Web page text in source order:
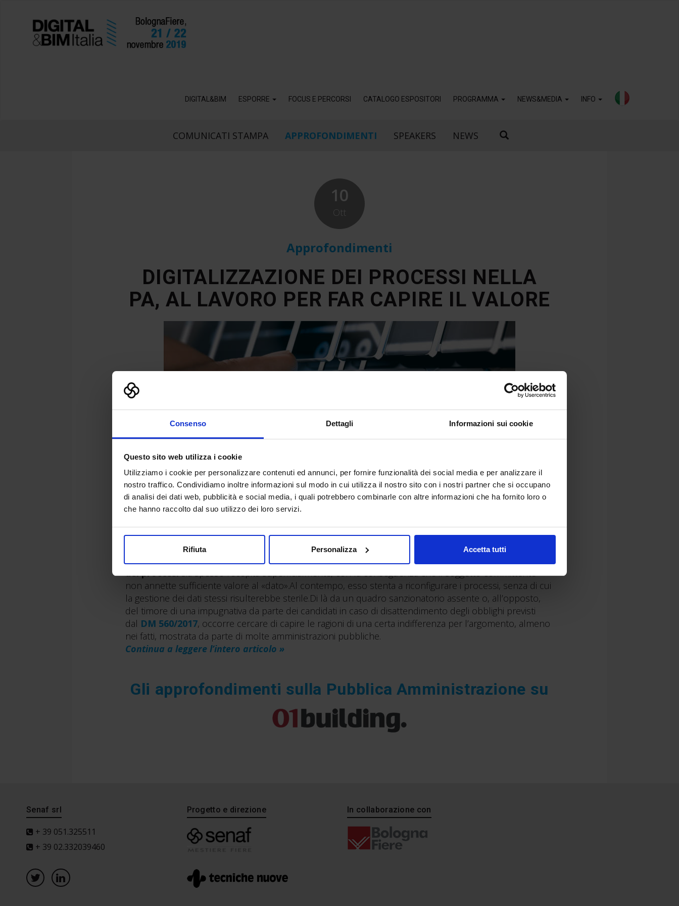
Consenso Dettagli Informazioni sui cookie
Questo sito web utilizza i cookie
Utilizziamo i cookie per personalizzare contenuti ed annunci, per fornire funzionalità dei social media e per analizzare il
nostro traffico. Condividiamo inoltre informazioni sul modo in cui utilizza il nostro sito con i nostri partner che si occupano
di analisi dei dati web, pubblicità e social media, i quali potrebbero combinarle con altre informazioni che ha fornito loro o
che hanno raccolto dal suo utilizzo dei loro servizi.
Rifiuta Personalizza Accetta tutti
DIGITAL&BIM ESPORRE FOCUS E PERCORSI CATALOGO ESPOSITORI PROGRAMMA NEWS&MEDIA INFO
COMUNICATI STAMPA APPROFONDIMENTI SPEAKERS NEWS
10
Ott
Approfondimenti
DIGITALIZZAZIONE DEI PROCESSI NELLA
PA, AL LAVORO PER FAR CAPIRE IL VALORE
Analizziamo come far percepire il valore della digitalizzazione per le stazioni appaltanti e nelle
Ciò a cui assistiamo, in verità non solo all’interno della Domanda Pubblica
dei processisia spesso recepita superficialmente, con la conseguenza che il soggetto committente
non annette sufficiente valore al «dato».Al contempo, esso stenta a riconfigurare i processi, senza di cui
la gestione dei dati stessi risulterebbe sterile.Di là da un quadro sanzionatorio assente o, all’opposto,
del timore di una impugnativa da parte dei candidati in caso di disattendimento degli obblighi previsti
dal DM 560/2017, occorre cercare di capire le ragioni di una certa indifferenza per l’argomento, almeno
nei fatti, mostrata da parte di molte amministrazioni pubbliche.
Continua a leggere l’intero articolo »
Gli approfondimenti sulla Pubblica Amministrazione su
Senaf srl
+ 39 051.325511
+ 39 02.332039460
Progetto e direzione In collaborazione con